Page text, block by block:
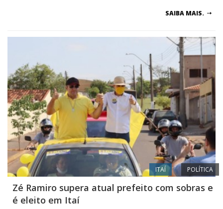
SAIBA MAIS.
ITAÍ POLÍTICA
Zé Ramiro supera atual prefeito com sobras e
é eleito em Itaí